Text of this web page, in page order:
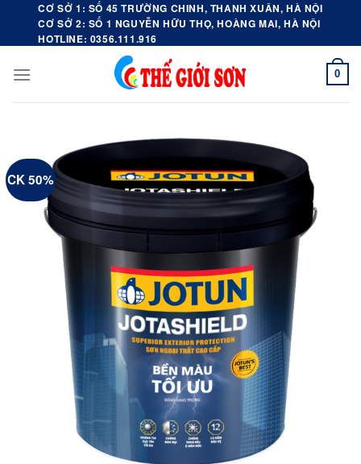
content
CƠ SỞ 1: SỐ 45 TRƯỜNG CHINH, THANH XUÂN, HÀ NỘI
CƠ SỞ 2: SỐ 1 NGUYỄN HỮU THỌ, HOÀNG MAI, HÀ NỘI
HOTLINE: 0356.111.916
0
CK 50%